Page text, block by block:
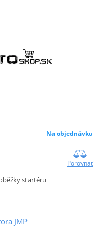
Na objednávku
Porovnať
startéru
JMP